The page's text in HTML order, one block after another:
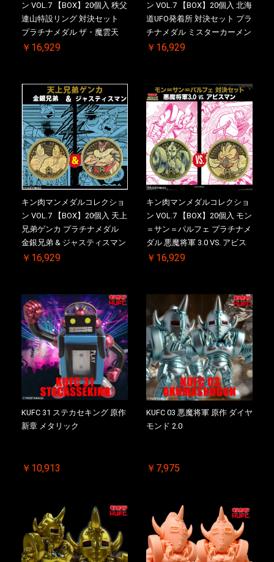
ン VOL.7 【BOX】20個入 秩父
連山特設リング 対決セット
プラチナメダル ザ・魔雲天
VS. テリーマン 3.0 初回シリア
売品)付
￥16,929
ン VOL.7 【BOX】20個入 北海
道UFO発着所 対決セット プラ
チナメダル ミスターカーメン
VS. ブロッケン Jr. 2.0 初回シ
ル(非売品)付
￥16,929
キン肉マンメダルコレクショ
ン VOL.7 【BOX】20個入 天上
兄弟ゲンカ プラチナメダル
金銀兄弟 & ジャスティスマン
2.0 初回シリアルNO.入 ケース
￥16,929
キン肉マンメダルコレクショ
ン VOL.7 【BOX】20個入 モン
＝サン＝パルフェ プラチナメ
ダル 悪魔将軍 3.0 VS. アビス
マン 初回シリアルNO.入 ケー
￥16,929
KUFC 31 ステカセキング 原作
新章 メタリック
￥10,913
KUFC 03 悪魔将軍 原作 ダイヤ
モンド 2.0
￥7,975